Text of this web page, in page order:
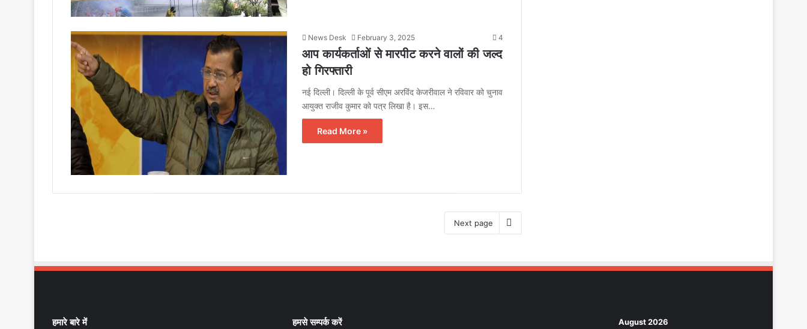
News Desk February 3, 2025 4
आप कार्यकर्ताओं से मारपीट करने वालों की जल्द
हो गिरफ्तारी
नई दिल्ली। दिल्ली के पूर्व सीएम अरविंद केजरीवाल ने रविवार को चुनाव
आयुक्त राजीव कुमार को पत्र लिखा है। इस…
Read More »
Next page
हमारे बारे में हमसे सम्पर्क करें August 2026